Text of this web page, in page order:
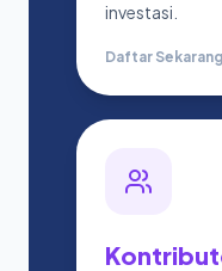
investasi.
Daftar Sekarang